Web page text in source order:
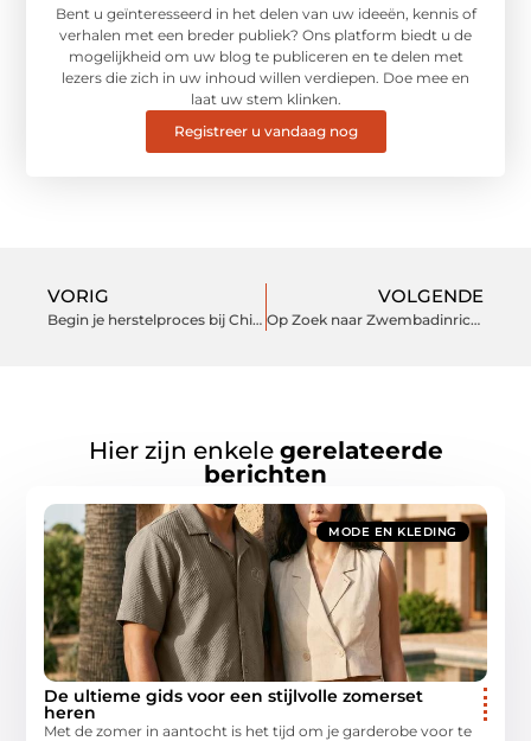
Bent u geïnteresseerd in het delen van uw ideeën, kennis of
verhalen met een breder publiek? Ons platform biedt u de
mogelijkheid om uw blog te publiceren en te delen met
lezers die zich in uw inhoud willen verdiepen. Doe mee en
laat uw stem klinken.
Registreer u vandaag nog
VORIG
Begin je herstelproces bij Chiropractor in Wijchen
VOLGENDE
Op Zoek naar Zwembadinrichting? Kijk Snel op Zwembadmaterialen.nl!
Hier zijn enkele gerelateerde
berichten
MODE EN KLEDING
De ultieme gids voor een stijlvolle zomerset
heren
Met de zomer in aantocht is het tijd om je garderobe voor te